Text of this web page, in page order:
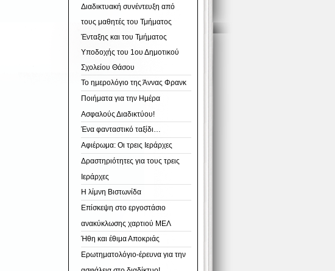
Διαδικτυακή συνέντευξη από
τους μαθητές του Τμήματος
Ένταξης και του Τμήματος
Υποδοχής του 1ου Δημοτικού
Σχολείου Θάσου
Το ημερολόγιο της Άννας Φρανκ
Ποιήματα για την Ημέρα
Ασφαλούς Διαδικτύου!
Ένα φανταστικό ταξίδι…
Αφιέρωμα: Οι τρεις Ιεράρχες
Δραστηριότητες για τους τρεις
Ιεράρχες
Η λίμνη Βιστωνίδα
Επίσκεψη στο εργοστάσιο
ανακύκλωσης χαρτιού ΜΕΛ
Ήθη και έθιμα Αποκριάς
Ερωτηματολόγιο-έρευνα για την